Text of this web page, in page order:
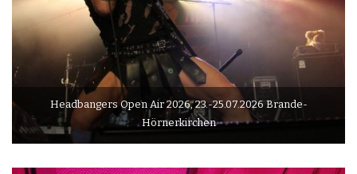
Headbangers Open Air 2026, 23.-25.07.2026 Brande-
Hörnerkirchen